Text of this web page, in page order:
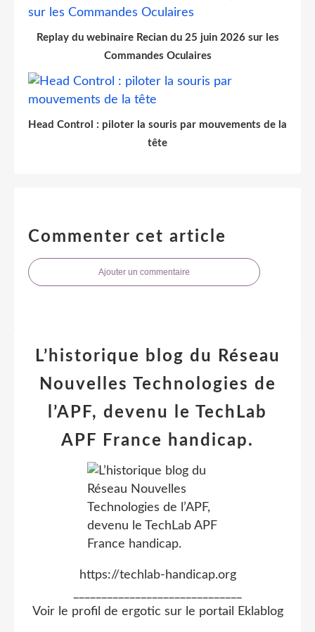
Replay du webinaire Recian du 25 juin 2026 sur les
Commandes Oculaires
Head Control : piloter la souris par mouvements de la
tête
Commenter cet article
Ajouter un commentaire
L’historique blog du Réseau
Nouvelles Technologies de
l’APF, devenu le TechLab
APF France handicap.
https://techlab-handicap.org
Voir le profil de ergotic sur le portail Eklablog